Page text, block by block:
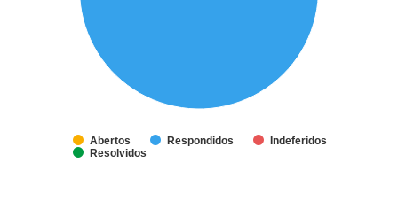
Abertos Respondidos
Indeferidos
Resolvidos